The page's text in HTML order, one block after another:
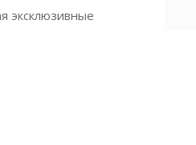
эксклюзивные